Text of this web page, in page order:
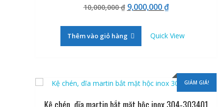
10,000,000₫ Giá
là:
10,000,000 ₫.
9,000,000₫Giá
là:
Thêm vào giỏ hàng Quick View
GIẢM GIÁ!
Kệ chén, dĩa martin bắt mặt hộc inox 304-303401